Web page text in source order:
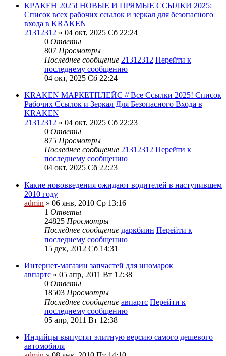
КРAКEН 2025! НОВЫЕ И ПРЯМЫЕ ССЫЛКИ 2025:
Список всех рабочих ссылок и зеркал для безопасного
входа в KRАKЕN
21312312 » 04 окт, 2025 Сб 22:24
0 Ответы
807 Просмотры
Последнее сообщение 21312312 Перейти к
последнему сообщению
04 окт, 2025 Сб 22:24
KRAKEN МАРКЕТПЛЕЙС // Все Ссылки 2025! Список
Рабочих Ссылок и Зеркал Для Безопасного Входа в
KRAKEN
21312312 » 04 окт, 2025 Сб 22:23
0 Ответы
875 Просмотры
Последнее сообщение 21312312 Перейти к
последнему сообщению
04 окт, 2025 Сб 22:23
Какие нововведения ожидают водителей в наступившем
2010 году
admin » 06 янв, 2010 Ср 13:16
1 Ответы
24825 Просмотры
Последнее сообщение даркбиин Перейти к
последнему сообщению
15 дек, 2012 Сб 14:31
Интернет-магазин запчастей для иномарок
авпартс » 05 апр, 2011 Вт 12:38
0 Ответы
18503 Просмотры
Последнее сообщение авпартс Перейти к
последнему сообщению
05 апр, 2011 Вт 12:38
Индийцы выпустят элитную версию самого дешевого
автомобиля